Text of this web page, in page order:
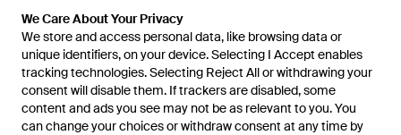
We Care About Your Privacy
We store and access personal data, like browsing data or
unique identifiers, on your device. Selecting I Accept enables
tracking technologies. Selecting Reject All or withdrawing your
consent will disable them. If trackers are disabled, some
content and ads you see may not be as relevant to you. You
can change your choices or withdraw consent at any time by